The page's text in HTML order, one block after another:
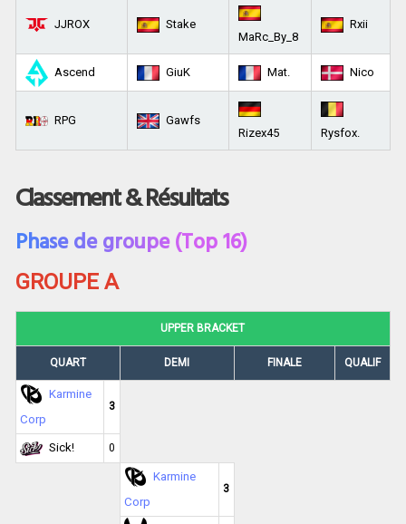
JJROX
Stake
MaRc_By_8
Rxii
Ascend GiuK Mat. Nico
RPG
Gawfs
Rizex45
Rysfox.
Classement & Résultats
Phase de groupe (Top 16)
GROUPE A
UPPER BRACKET
QUART DEMI FINALE QUALIF
Karmine
Corp
3
Sick! 0
Karmine
Corp
3